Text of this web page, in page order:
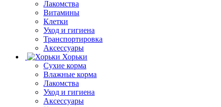
Лакомства
Витамины
Клетки
Уход и гигиена
Транспортировка
Аксессуары
Хорьки
Сухие корма
Влажные корма
Лакомства
Уход и гигиена
Аксессуары